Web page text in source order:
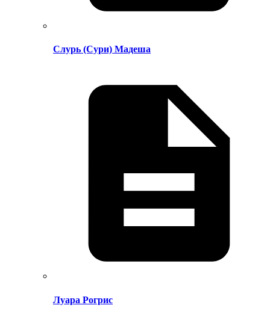
Слурь (Сури) Мадеша
Луара Рогрис